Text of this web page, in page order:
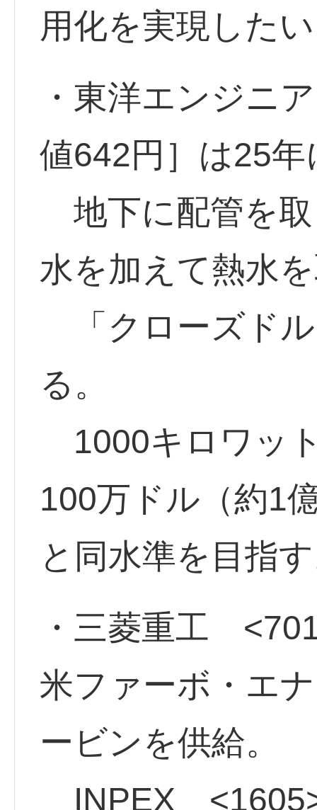
用化を実現した
・東洋エンジニ
値642円］は25
地下に配管を
水を加えて熱水
「クローズド
る。
1000キロワッ
100万ドル（約1
と同水準を目指
・三菱重工
米ファーボ・エ
ービンを供給。
INPEX <1605>